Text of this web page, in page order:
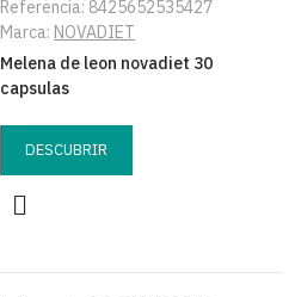
Referencia: 8425652535427
Marca: NOVADIET
Melena de leon novadiet 30
capsulas
DESCUBRIR